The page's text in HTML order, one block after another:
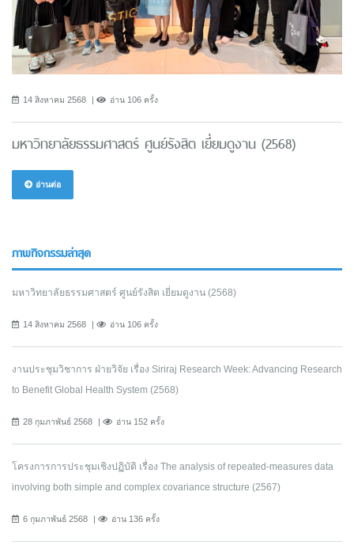
14 สิงหาคม 2568 อ่าน 106 ครั้ง
มหาวิทยาลัยธรรมศาสตร์ ศูนย์รังสิต เยี่ยมดูงาน (2568)
อ่านต่อ
ภาพกิจกรรมล่าสุด
มหาวิทยาลัยธรรมศาสตร์ ศูนย์รังสิต เยี่ยมดูงาน (2568)
14 สิงหาคม 2568 อ่าน 106 ครั้ง
งานประชุมวิชาการ ฝ่ายวิจัย เรื่อง Siriraj Research Week: Advancing Research
to Benefit Global Health System (2568)
28 กุมภาพันธ์ 2568 อ่าน 152 ครั้ง
โครงการการประชุมเชิงปฏิบัติ เรื่อง The analysis of repeated-measures data
involving both simple and complex covariance structure (2567)
6 กุมภาพันธ์ 2568 อ่าน 136 ครั้ง